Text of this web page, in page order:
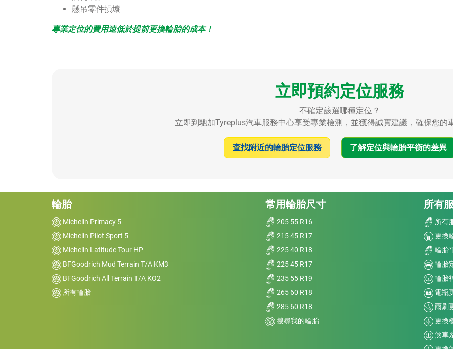
懸吊零件損壞
專業定位的費用遠低於提前更換輪胎的成本！
立即預約定位服務
不確定該選哪種定位？
立即到馳加Tyreplus汽車服務中心享受專業檢測，並獲得誠實建議，確保您的
查找附近的輪胎定位服務 了解定位與輪胎平衡的差異
輪胎
Michelin Primacy 5
Michelin Pilot Sport 5
Michelin Latitude Tour HP
BFGoodrich Mud Terrain T/A KM3
BFGoodrich All Terrain T/A KO2
所有輪胎
常用輪胎尺寸
205 55 R16
215 45 R17
225 40 R18
225 45 R17
235 55 R19
265 60 R18
285 60 R18
搜尋我的輪胎
所有
所有
更換
輪胎
輪胎
輪胎
電瓶
雨刷
更換
煞車